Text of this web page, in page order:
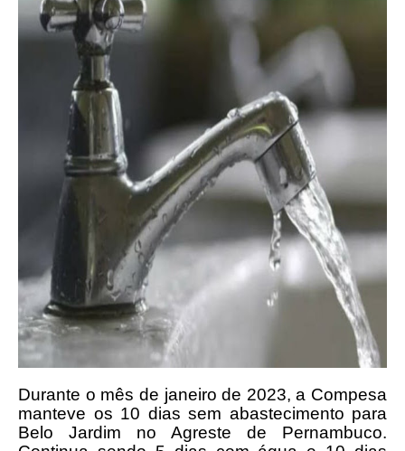
Durante o mês de janeiro de 2023, a Compesa
manteve os 10 dias sem abastecimento para
Belo Jardim no Agreste de Pernambuco.